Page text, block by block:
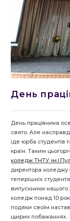
День
День працівника
свято. Але
іде юрба студентів
країн. Таким
коледж ТНТУ
директора коледжу
теперішніх
випускники нашого
коледж понад 10
подяки своїм
щирих побажаннях.